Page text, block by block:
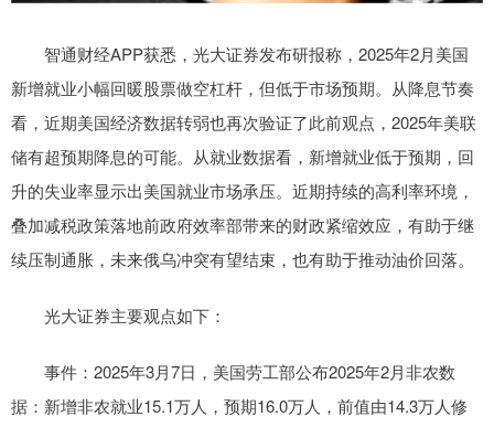
智通财经APP获悉，光大证券发布研报称，2025年2月美国
新增就业小幅回暖股票做空杠杆，但低于市场预期。从降息节奏
看，近期美国经济数据转弱也再次验证了此前观点，2025年美联
储有超预期降息的可能。从就业数据看，新增就业低于预期，回
升的失业率显示出美国就业市场承压。近期持续的高利率环境，
叠加减税政策落地前政府效率部带来的财政紧缩效应，有助于继
续压制通胀，未来俄乌冲突有望结束，也有助于推动油价回落。
光大证券主要观点如下：
事件：2025年3月7日，美国劳工部公布2025年2月非农数
据：新增非农就业15.1万人，预期16.0万人，前值由14.3万人修